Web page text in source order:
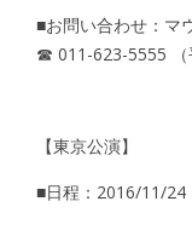
■お問い合わせ：マ
☎ 011-623-5555 （
【東京公演】
■日程：2016/11/24